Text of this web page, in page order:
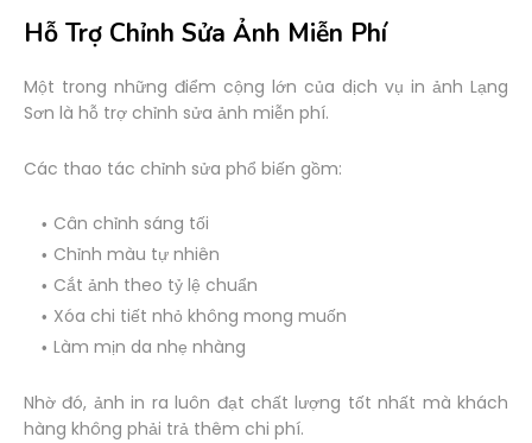
Hỗ Trợ Chỉnh Sửa Ảnh Miễn Phí
Một trong những điểm cộng lớn của dịch vụ in ảnh Lạng
Sơn là hỗ trợ chỉnh sửa ảnh miễn phí.
Các thao tác chỉnh sửa phổ biến gồm:
Cân chỉnh sáng tối
Chỉnh màu tự nhiên
Cắt ảnh theo tỷ lệ chuẩn
Xóa chi tiết nhỏ không mong muốn
Làm mịn da nhẹ nhàng
Nhờ đó, ảnh in ra luôn đạt chất lượng tốt nhất mà khách
hàng không phải trả thêm chi phí.